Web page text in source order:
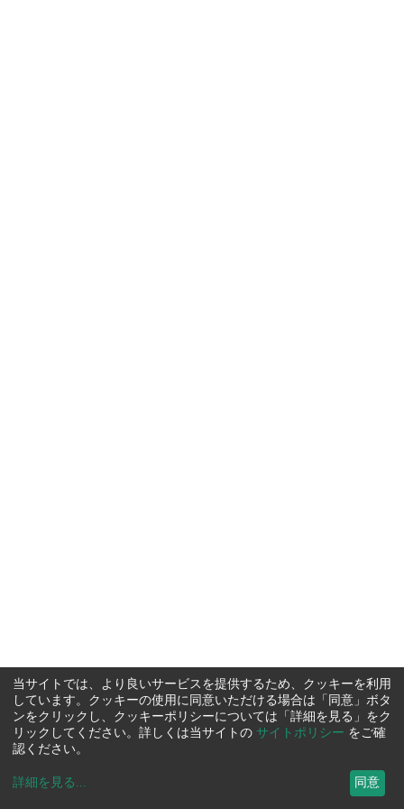
当サイトでは、より良いサービスを提供するため、クッキーを利用
しています。クッキーの使用に同意いただける場合は「同意」ボタ
ンをクリックし、クッキーポリシーについては「詳細を見る」をク
リックしてください。詳しくは当サイトの サイトポリシー をご確
認ください。
詳細を見る ... 同意